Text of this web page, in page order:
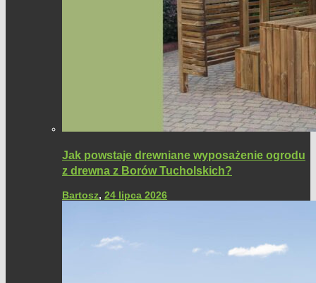
Jak powstaje drewniane wyposażenie ogrodu
z drewna z Borów Tucholskich?
Bartosz, 24 lipca 2026